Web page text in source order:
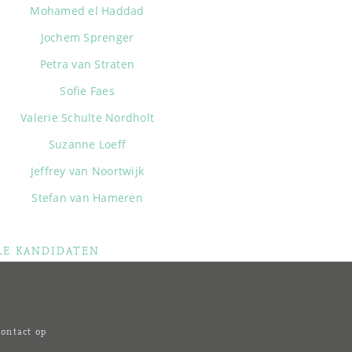
Mohamed el Haddad
Jochem Sprenger
Petra van Straten
Sofie Faes
Valerie Schulte Nordholt
Suzanne Loeff
Jeffrey van Noortwijk
Stefan van Hameren
KANDIDATEN
op